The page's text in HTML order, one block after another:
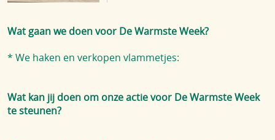
Wat gaan we doen voor De Warmste Week?
* We haken en verkopen vlammetjes:
Wat kan jij doen om onze actie voor De Warmste Week
te steunen?